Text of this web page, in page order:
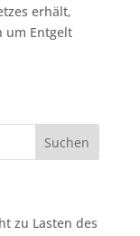
erhält,
um Entgelt
zu Lasten des